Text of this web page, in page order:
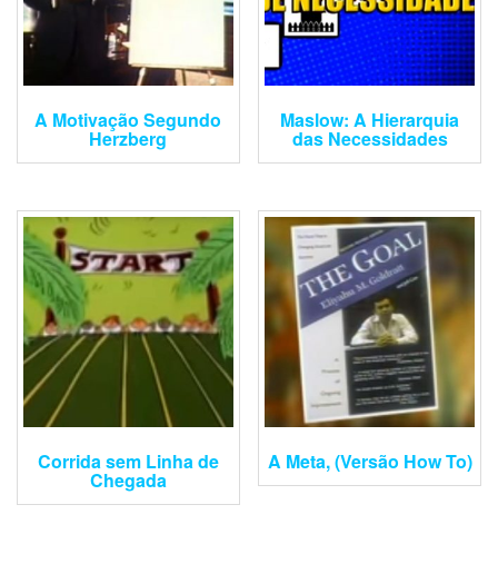
A Motivação Segundo
Herzberg
Maslow: A Hierarquia
das Necessidades
Corrida sem Linha de
Chegada
A Meta, (Versão How To)